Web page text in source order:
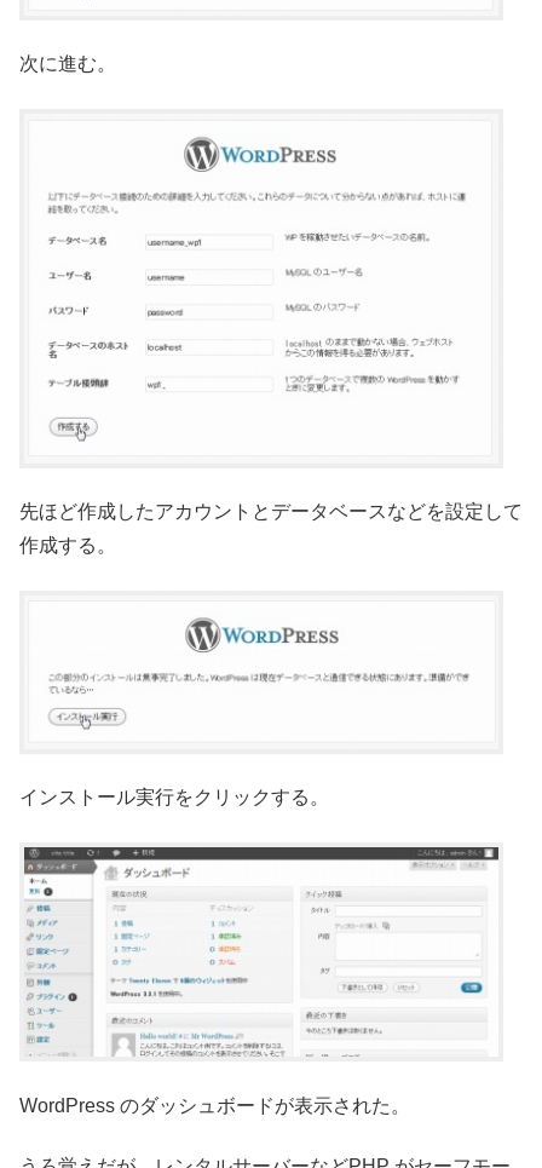
次に進む。
先ほど作成したアカウントとデータベースなどを設定して
作成する。
インストール実行をクリックする。
WordPress のダッシュボードが表示された。